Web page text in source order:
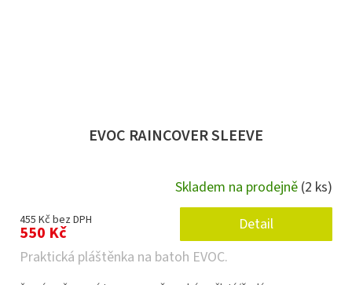
EVOC RAINCOVER SLEEVE
Skladem na prodejně (2 ks)
455 Kč bez DPH
550 Kč
Detail
Praktická pláštěnka na batoh EVOC.